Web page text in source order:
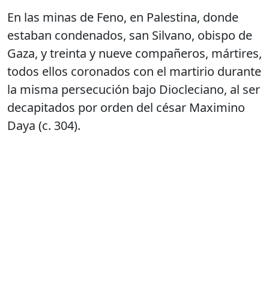
En las minas de Feno, en Palestina, donde
estaban condenados, san Silvano, obispo de
Gaza, y treinta y nueve compañeros, mártires,
todos ellos coronados con el martirio durante
la misma persecución bajo Diocleciano, al ser
decapitados por orden del césar Maximino
Daya (c. 304).